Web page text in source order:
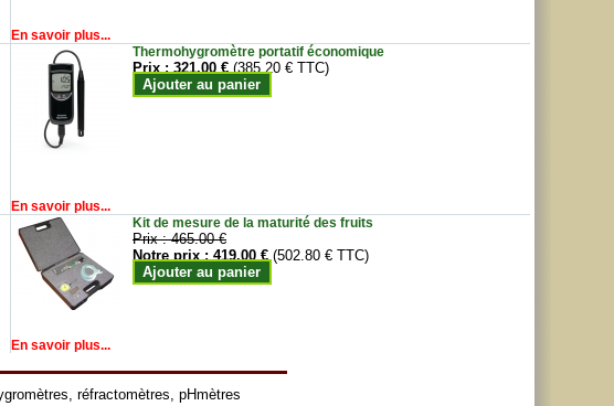
En savoir plus...
Thermohygromètre portatif économique
Prix :321.00 € (385.20 € TTC)
Ajouter au panier
En savoir plus...
Kit de mesure de la maturité des fruits
Prix :465.00 €
Notre prix :419.00 € (502.80 € TTC)
Ajouter au panier
En savoir plus...
, réfractomètres, pHmètres